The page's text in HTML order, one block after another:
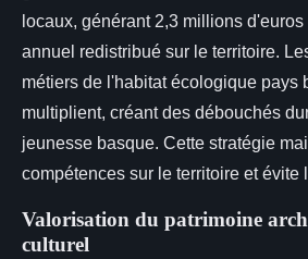
locaux, générant 2,3 millions
annuel redistribué sur le territoire.
métiers de l'habitat écologique pays
multiplient, créant des débouchés
jeunesse basque. Cette stratégie
compétences sur le territoire et évite
Valorisation du patrimoine
culturel